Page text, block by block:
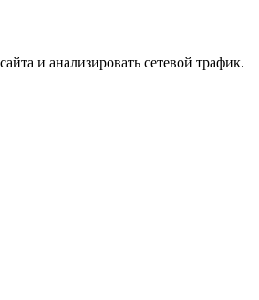
и анализировать сетевой трафик.